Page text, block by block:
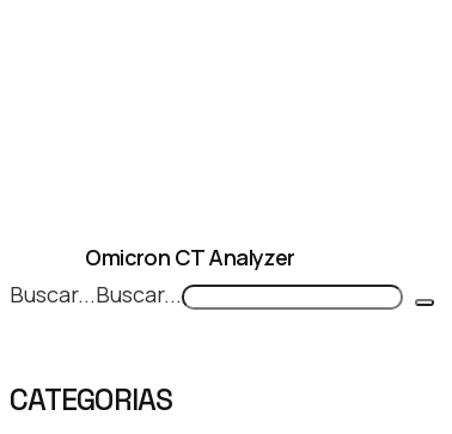
Omicron CT Analyzer
Buscar...Buscar...
CATEGORIAS